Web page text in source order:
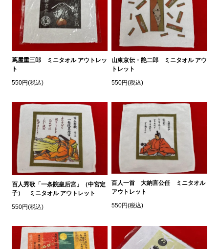
蔦屋重三郎 ミニタオル アウトレッ
ト
550円(税込)
山東京伝・艶二郎 ミニタオル アウ
トレット
550円(税込)
百人秀歌「一条院皇后宮」（中宮定
子） ミニタオル アウトレット
550円(税込)
百人一首 大納言公任 ミニタオル
アウトレット
550円(税込)